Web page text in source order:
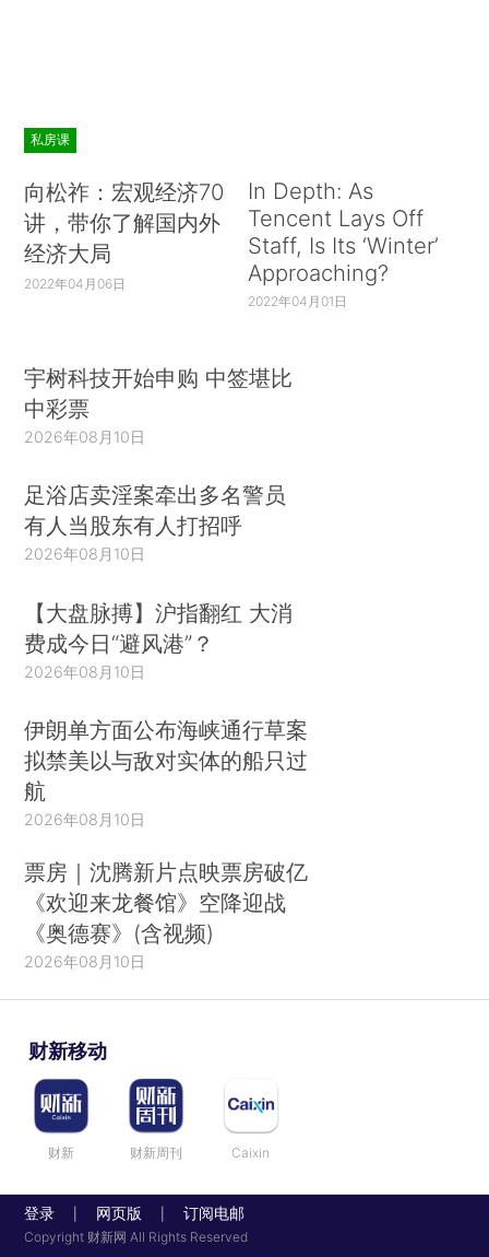
私房课
向松祚：宏观经济70
讲，带你了解国内外
经济大局
2022年04月06日
In Depth: As
Tencent Lays Off
Staff, Is Its ‘Winter’
Approaching?
2022年04月01日
宇树科技开始申购 中签堪比
中彩票
2026年08月10日
足浴店卖淫案牵出多名警员
有人当股东有人打招呼
2026年08月10日
【大盘脉搏】沪指翻红 大消
费成今日“避风港”？
2026年08月10日
伊朗单方面公布海峡通行草案
拟禁美以与敌对实体的船只过
航
2026年08月10日
票房｜沈腾新片点映票房破亿
《欢迎来龙餐馆》空降迎战
《奥德赛》(含视频)
2026年08月10日
财新移动
财新 财新周刊 Caixin
登录 网页版 订阅电邮
Copyright 财新网 All Rights Reserved